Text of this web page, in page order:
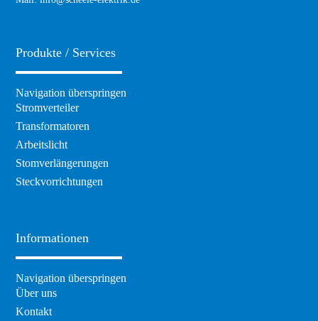
Produkte / Services
Navigation überspringen
Stromverteiler
Transformatoren
Arbeitslicht
Stomverlängerungen
Steckvorrichtungen
Informationen
Navigation überspringen
Über uns
Kontakt